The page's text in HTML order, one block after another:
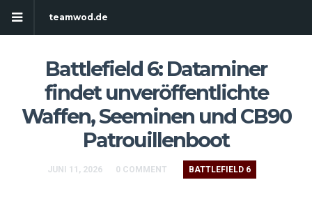
teamwod.de
Battlefield 6: Dataminer
findet unveröffentlichte
Waffen, Seeminen und CB90
Patrouillenboot
JUNI 11, 2026 0 COMMENT BATTLEFIELD 6